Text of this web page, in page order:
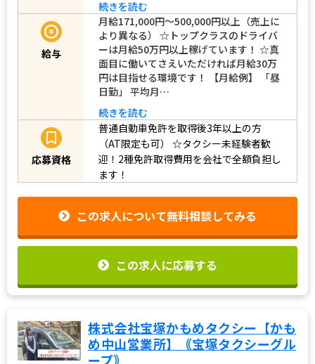
続きを読む
給与
月給171,000円～500,000円以上（売上に
より異なる） ☆トップクラスのドライバ
ーは月給50万円以上稼げています！ ☆真
面目に働いてさえいただければ月給30万
円は目指せる環境です！ 【月給例】 「昼
日勤」 平均月…
続きを読む
応募資格
普通自動車免許を取得後3年以上の方
（AT限定も可）
☆タクシー未経験者歓
迎！2種免許取得費用を会社で全額負担し
ます！
この求人について無料相談してみる
この求人に応募する
株式会社宝塚かもめタクシー【かも
め中山営業所】｟宝塚タクシーグル